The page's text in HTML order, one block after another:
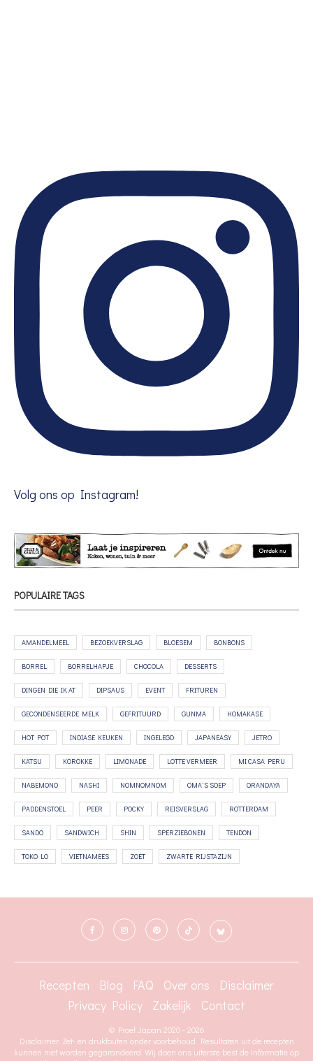
Volg ons op Instagram!
POPULAIRE TAGS
AMANDELMEEL BEZOEKVERSLAG BLOESEM BONBONS
BORREL BORRELHAPJE CHOCOLA DESSERTS
DINGEN DIE IK AT DIPSAUS EVENT FRITUREN
GECONDENSEERDE MELK GEFRITUURD GUNMA HOMAKASE
HOT POT INDIASE KEUKEN INGELEGD JAPANEASY JETRO
KATSU KOROKKE LIMONADE LOTTE VERMEER MI CASA PERU
NABEMONO NASHI NOMNOMNOM OMA'S SOEP ORANDAYA
PADDENSTOEL PEER POCKY REISVERSLAG ROTTERDAM
SANDO SANDWICH SHIN SPERZIEBONEN TENDON
TOKO LO VIETNAMEES ZOET ZWARTE RIJSTAZIJN
Recepten Blog FAQ Over ons
Disclaimer
Privacy Policy
Zakelijk Contact
© Proef Japan 2020 - 2026
Disclaimer: Zet- en drukfouten onder voorbehoud. Resultaten uit de recepten
kunnen niet worden gegarandeerd. Wij doen ons uiterste best de informatie op